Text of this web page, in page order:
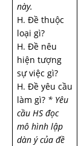
này.
H. Đề thuộc
loại gì?
H. Đề nêu
hiện tượng
sự việc gì?
H. Đề yêu cầu
làm gì? * Yêu
cầu HS đọc
mô hình lập
dàn ý của đề